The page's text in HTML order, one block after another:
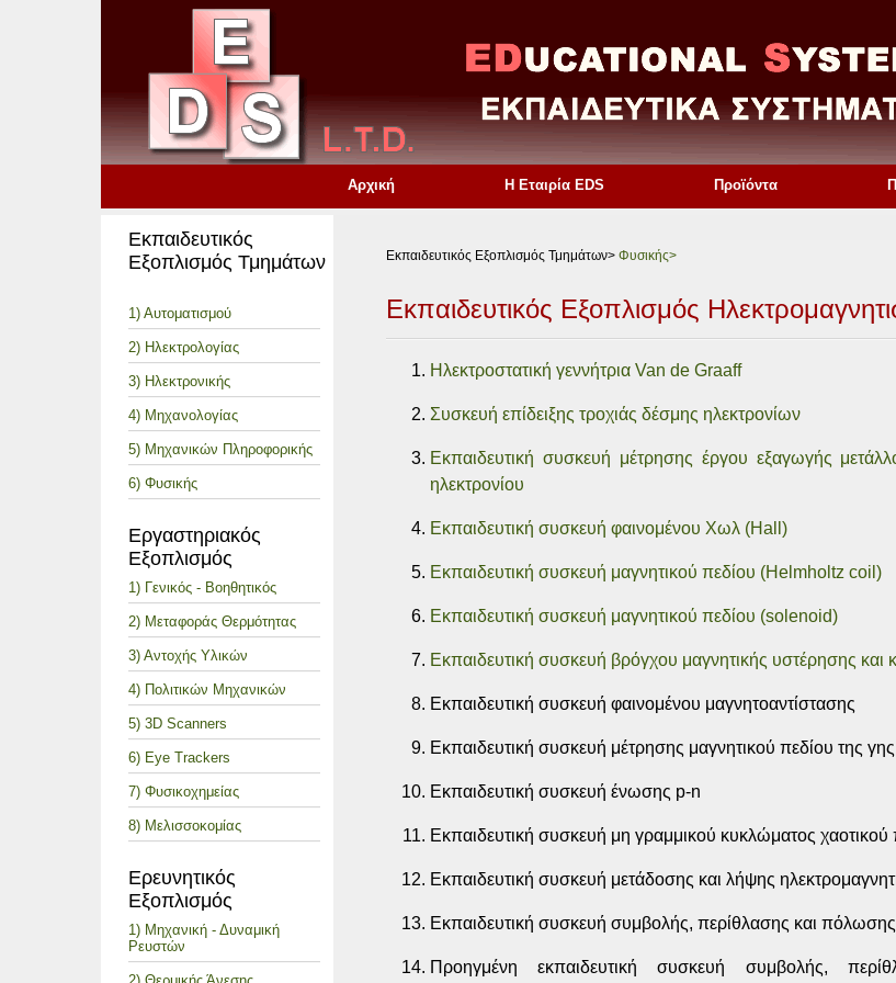
Αρχική Η Εταιρία EDS Προϊόντα
Εκπαιδευτικός
Εξοπλισμός Τμημάτων
1) Αυτοματισμού
2) Ηλεκτρολογίας
3) Ηλεκτρονικής
4) Μηχανολογίας
5) Μηχανικών Πληροφορικής
6) Φυσικής
Εργαστηριακός
Εξοπλισμός
1) Γενικός - Βοηθητικός
2) Μεταφοράς Θερμότητας
3) Αντοχής Υλικών
4) Πολιτικών Μηχανικών
5) 3D Scanners
6) Eye Trackers
7) Φυσικοχημείας
8) Μελισσοκομίας
Ερευνητικός
Εξοπλισμός
1) Μηχανική - Δυναμική
Ρευστών
Εκπαιδευτικός Εξοπλισμός Τμημάτων> Φυσικής>
Εκπαιδευτικός Εξοπλισμός
Ηλεκτροστατική γεννήτρια Van de Graaff
Συσκευή επίδειξης τροχιάς δέσμης ηλεκτρονίων
Εκπαιδευτική συσκευή μέτρησης έργου εξαγωγής
ηλεκτρονίου
Εκπαιδευτική συσκευή φαινομένου Χωλ (Hall)
Εκπαιδευτική συσκευή μαγνητικού πεδίου (Helmholtz coil)
Εκπαιδευτική συσκευή μαγνητικού πεδίου (solenoid)
Εκπαιδευτική συσκευή βρόγχου μαγνητικής υστέρησης και
Εκπαιδευτική συσκευή φαινομένου μαγνητοαντίστασης
Εκπαιδευτική συσκευή μέτρησης μαγνητικού πεδίου της
Εκπαιδευτική συσκευή ένωσης p-n
Εκπαιδευτική συσκευή μη γραμμικού κυκλώματος χαοτικού
Εκπαιδευτική συσκευή μετάδοσης και λήψης
Εκπαιδευτική συσκευή συμβολής, περίθλασης και
Προηγμένη εκπαιδευτική συσκευή συμβολής,